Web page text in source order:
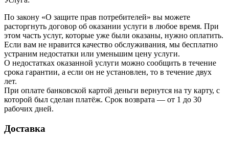
По закону «О защите прав потребителей» вы можете
расторгнуть договор об оказании услуги в любое время. При
этом часть услуг, которые уже были оказаны, нужно оплатить.
Если вам не нравится качество обслуживания, мы бесплатно
устраним недостатки или уменьшим цену услуги.
О недостатках оказанной услуги можно сообщить в течение
срока гарантии, а если он не установлен, то в течение двух
лет.
При оплате банковской картой деньги вернутся на ту карту, с
которой был сделан платёж. Срок возврата — от 1 до 30
рабочих дней.
Доставка